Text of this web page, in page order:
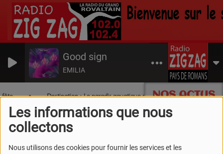
Les informations que nous
collectons
Nous utilisons des cookies pour fournir les services et les
Good sign
EMILIA
NOS ACTUS
Destination : Le paradis aquatique du Sud Drôme !